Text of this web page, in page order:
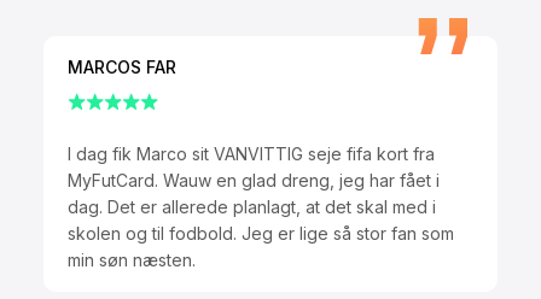
MARCOS FAR
I dag fik Marco sit VANVITTIG seje fifa kort fra
MyFutCard. Wauw en glad dreng, jeg har fået i
dag. Det er allerede planlagt, at det skal med i
skolen og til fodbold. Jeg er lige så stor fan som
min søn næsten.